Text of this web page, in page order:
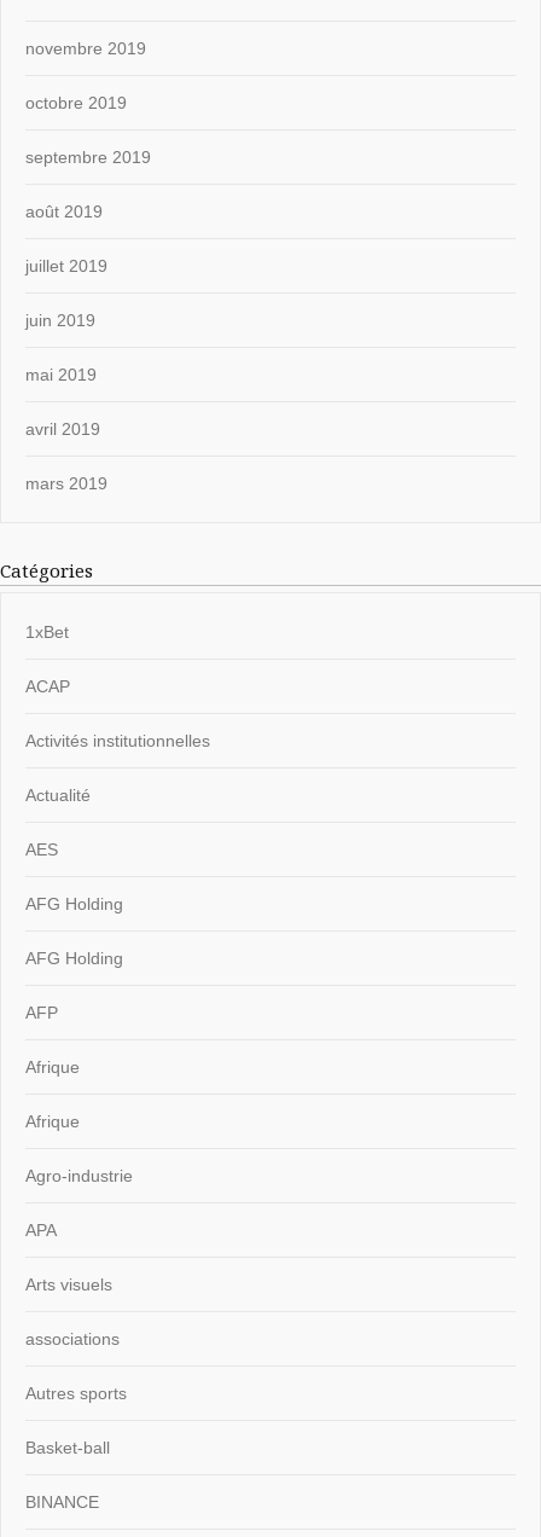
novembre 2019
octobre 2019
septembre 2019
août 2019
juillet 2019
juin 2019
mai 2019
avril 2019
mars 2019
Catégories
1xBet
ACAP
Activités institutionnelles
Actualité
AES
AFG Holding
AFG Holding
AFP
Afrique
Afrique
Agro-industrie
APA
Arts visuels
associations
Autres sports
Basket-ball
BINANCE